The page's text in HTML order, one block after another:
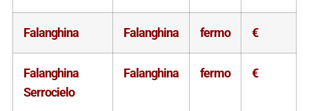
Falanghina Falanghina fermo €
Falanghina
Serrocielo
Falanghina fermo €